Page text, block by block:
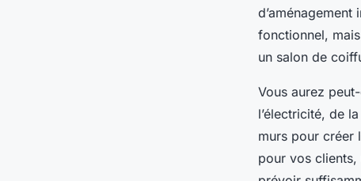
d’aménagement
fonctionnel,
un salon de
Vous aurez
l’électricité, de
murs pour créer
pour vos